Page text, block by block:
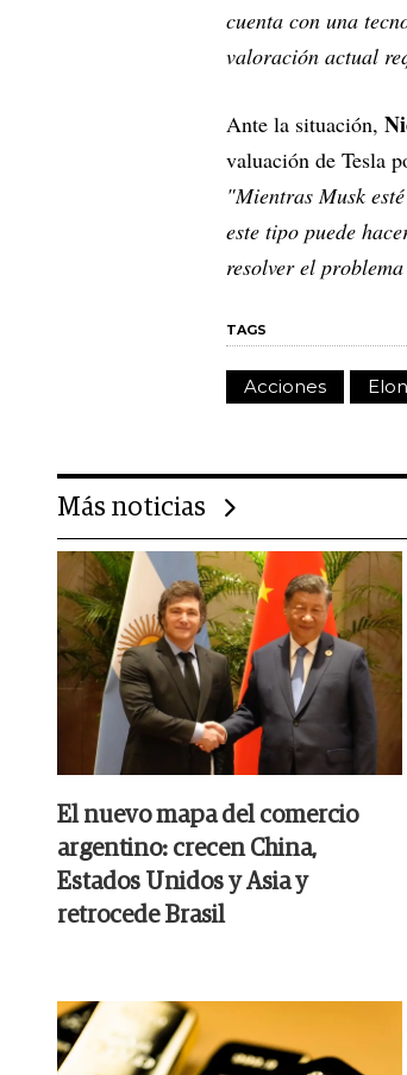
cuenta con una
valoración actual
Ante la situación,
valuación de Tesla
"Mientras Musk
este tipo puede
resolver el
TAGS
Acciones
Más noticias
El nuevo mapa del comercio
argentino: crecen China,
Estados Unidos y Asia y
retrocede Brasil